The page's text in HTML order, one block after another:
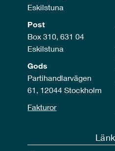
Eskilstuna
Post
Box 310, 631 04
Eskilstuna
Gods
Partihandlarvägen
61, 12044 Stockholm
Fakturor